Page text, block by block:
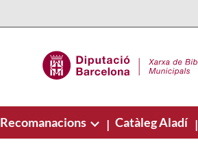
Recomanacions | Catàleg Aladí |